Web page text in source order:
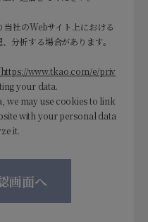
社のWebサイト上における
分析する場合があります。
https://www.tkao.com/e/priv
your data.
we may use cookies to link
with your personal data
it.
画面へ